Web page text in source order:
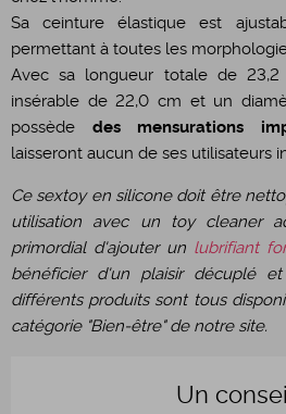
Sa ceinture élastique est
permettant à toutes les
Avec sa longueur totale de
insérable de 22,0 cm et un
possède des mensurations
laisseront aucun de ses utilisateurs
Ce sextoy en silicone doit être
utilisation avec un toy cleaner
primordial d'ajouter un lubrifiant
bénéficier d'un plaisir décuplé
différents produits sont tous
catégorie "Bien-être" de notre site.
Un